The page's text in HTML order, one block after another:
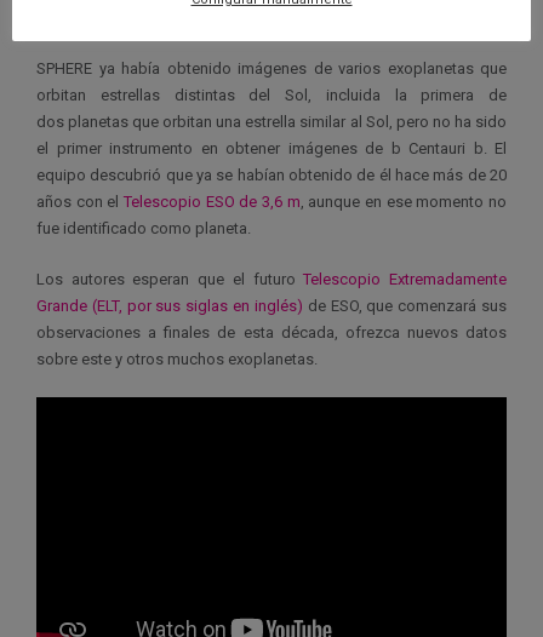
SPHERE ya había obtenido imágenes de varios exoplanetas que
orbitan estrellas distintas del Sol, incluida la primera de
dos planetas que orbitan una estrella similar al Sol, pero no ha sido
el primer instrumento en obtener imágenes de b Centauri b. El
equipo descubrió que ya se habían obtenido de él hace más de 20
años con el Telescopio ESO de 3,6 m, aunque en ese momento no
fue identificado como planeta.
Los autores esperan que el futuroTelescopio Extremadamente
Grande (ELT, por sus siglas en inglés) de ESO, que comenzará sus
observaciones a finales de esta década, ofrezca nuevos datos
sobre este y otros muchos exoplanetas.